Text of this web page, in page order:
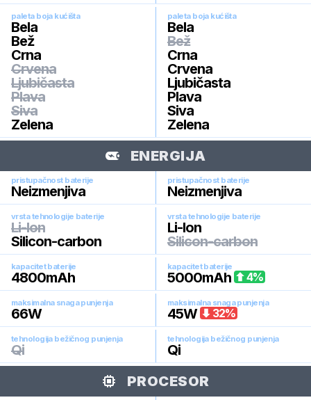
paleta boja kućišta
Bela
Bež
Crna
Crvena
Ljubičasta
Plava
Siva
Zelena
paleta boja kućišta
Bela
Bež
Crna
Crvena
Ljubičasta
Plava
Siva
Zelena
ENERGIJA
pristupačnost baterije
Neizmenjiva
pristupačnost baterije
Neizmenjiva
vrsta tehnologije baterije
Li-Ion
Silicon-carbon
vrsta tehnologije baterije
Li-Ion
Silicon-carbon
kapacitet baterije
4800mAh
kapacitet baterije
5000mAh 4%
maksimalna snaga punjenja
66W
maksimalna snaga punjenja
45W 32%
tehnologija bežičnog punjenja
Qi
tehnologija bežičnog punjenja
Qi
PROCESOR